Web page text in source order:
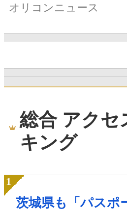
オリコンニュース
総合 アクセ
キング
茨城県も「パスポ